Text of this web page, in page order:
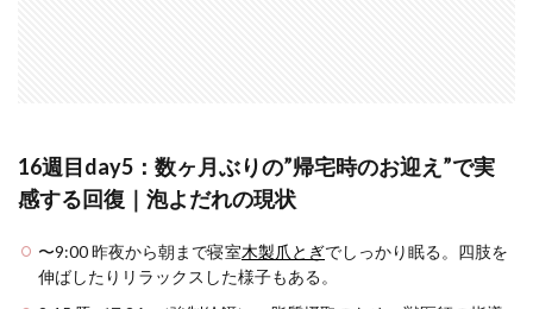
16週目day5：数ヶ月ぶりの”帰宅時のお迎え”で実
感する回復｜泡よだれの現状
〜9:00 昨夜から朝まで寝室木製爪とぎでしっかり眠る。四肢を
伸ばしたりリラックスした様子もある。